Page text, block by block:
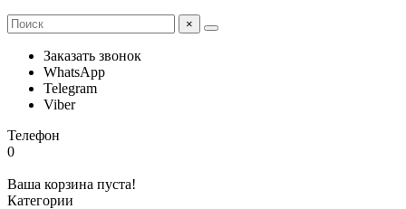
×
Заказать звонок
WhatsApp
Telegram
Viber
Телефон
0
Ваша корзина пуста!
Категории